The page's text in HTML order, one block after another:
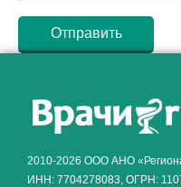
2010-2026 ООО АНО
ИНН: 7704278083, ОГРН: